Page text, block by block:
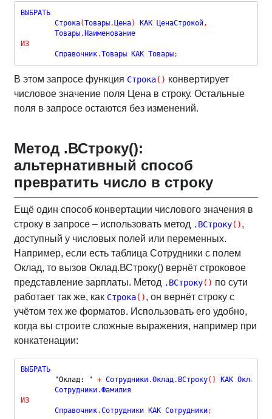
ВЫБРАТЬ
	Строка
(Товары. Цена) КАК ЦенаСтрокой,
	Товары
.
ИЗ
	Справочник
.Товары КАК Товары;
В этом запросе функция Строка( ) конвертирует
числовое значение поля Цена в строку. Остальные
поля в запросе остаются без изменений.
Метод .ВСтроку():
альтернативный способ
превратить число в строку
Ещё один способ конвертации числового значения в
строку в запросе – использовать метод .ВСтроку( ),
доступный у числовых полей или переменных.
Например, если есть таблица Сотрудники с полем
Оклад, то вызов Оклад.ВСтроку() вернёт строковое
представление зарплаты. Метод .ВСтроку( ) по сути
работает так же, как Строка( ), он вернёт строку с
учётом тех же форматов. Использовать его удобно,
когда вы строите сложные выражения, например при
конкатенации:
ВЫБРАТЬ
"Оклад: " + Сотрудники.Оклад. ВСтроку( )
КАК
	Сотрудники
.
ИЗ
	Справочник
.Сотрудники КАК Сотрудники;